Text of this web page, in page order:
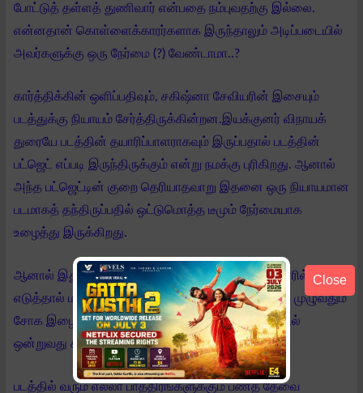
போட்டுத் தள்ளத் துணிவார் என்பதை நம்புவதற்கு இல்லை.
என்னதான் கொள்ளைக்காரர்களாக இருந்தாலும் அடிப்படையில்
அவர்களுக்கு ஒரு நேர்மை (?) வேண்டாமா..?
கார்த்திக்கின் ஒளிப்பதிவும், சகிஷ்னா சேவியரின் இசையும்
படத்துக்கு நியாயம் சேர்த்திருக்கின்றன.இயக்குனர் விநாயக்
துரையே படத்தின் தயாரிப்பாளராகவும் இருப்பதால் படத்தின்
பட்ஜெட் எப்படி இருந்திருக்கும் என்று நமக்கு புரிகிறது. ஆனால்
அந்த பட்ஜெட்டின் குறை தெரியாதவாறு இதனை ஒரு நியாயமான
படமாகத் தந்திருப்பதில் ஒட்டுமொத்த டீமும் நேர்மையாக
உழைத்து இருக்கிறது.
ஆனால் இது போன்ற படங்களை ‘ டார்க் காமெடி’ ஜேனரில்
எடுத்தால் மட்டுமே ரசிக்க வைக்கும். இதில் முன் பாதி முழுவதும்
சோக இழையுடனேயே திரைக்கதை நகர்வதால் படத்தில்
ஒன்றுவது கடினமாக இருக்கிறது.
படத்தில் வரும் எல்லா பாத்திரங்களுக்கும் பணத் தேவை
Close